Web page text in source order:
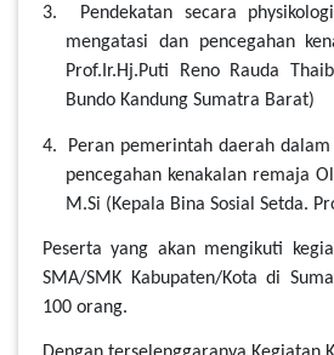
3. Pendekatan secara
mengatasi dan pencegahan
Prof.Ir.Hj.Puti Reno Rauda
Bundo Kandung Sumatra Barat)
4. Peran pemerintah daerah dalam
pencegahan kenakalan remaja
M.Si (Kepala Bina Sosial Setda.
Peserta yang akan mengikuti
SMA/SMK Kabupaten/Kota di
100 orang.